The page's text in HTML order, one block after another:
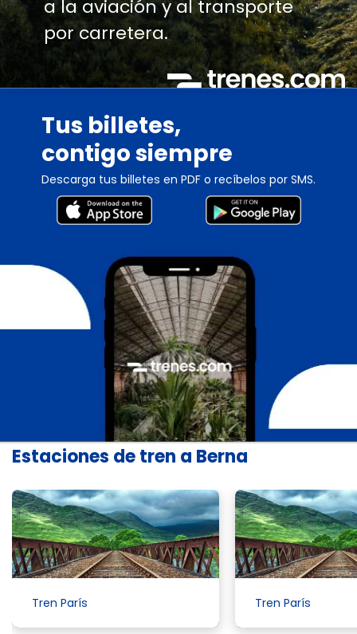
a la aviación y al transporte
por carretera.
Tus billetes,
contigo siempre
Descarga tus billetes en PDF o recíbelos por SMS.
Estaciones de tren a Berna
Tren París Tren París